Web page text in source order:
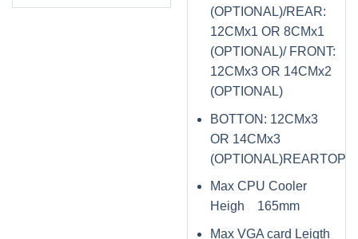
(OPTIONAL)/REAR:
12CMx1 OR 8CMx1
(OPTIONAL)/ FRONT:
12CMx3 OR 14CMx2
(OPTIONAL)
BOTTON: 12CMx3
OR 14CMx3
(OPTIONAL)REARTOP
Max CPU Cooler
Heigh 165mm
Max VGA card Leigth